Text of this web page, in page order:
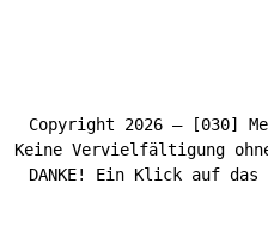
Copyright 2026 – [030]
Keine Vervielfältigung
DANKE! Ein Klick auf das